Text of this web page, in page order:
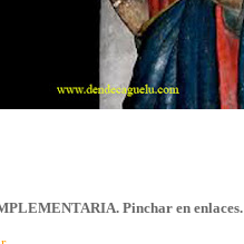
Pinchar en enlaces.